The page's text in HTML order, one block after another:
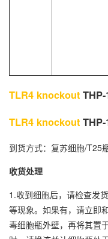
TLR4 knockout THP-
TLR4 knockout THP-
到货方式：复苏细胞/T25
收货处理
1.收到细胞后，请检查发
等现象。如果有，请立即
毒细胞瓶外壁，再将其置